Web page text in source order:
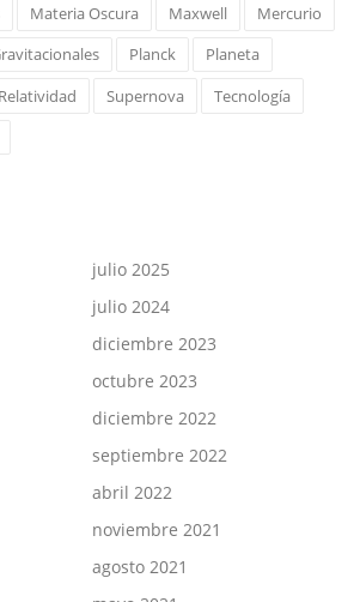
Materia Oscura Maxwell
Mercurio
Planck
Planeta
Relatividad Supernova
Tecnología
julio 2025
julio 2024
diciembre 2023
octubre 2023
diciembre 2022
septiembre 2022
abril 2022
noviembre 2021
agosto 2021